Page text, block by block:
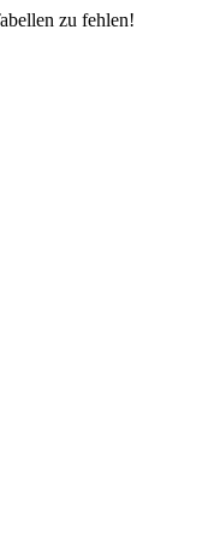
zu fehlen!